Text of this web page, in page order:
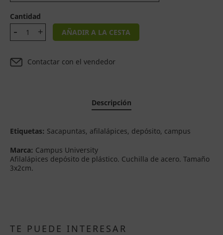
Cantidad
AÑADIR A LA CESTA
Contactar con el vendedor
Descripción
Etiquetas: Sacapuntas, afilalápices, depósito, campus
Marca: Campus University
Afilalápices depósito de plástico. Cuchilla de acero. Tamaño
3x2cm.
TE PUEDE INTERESAR